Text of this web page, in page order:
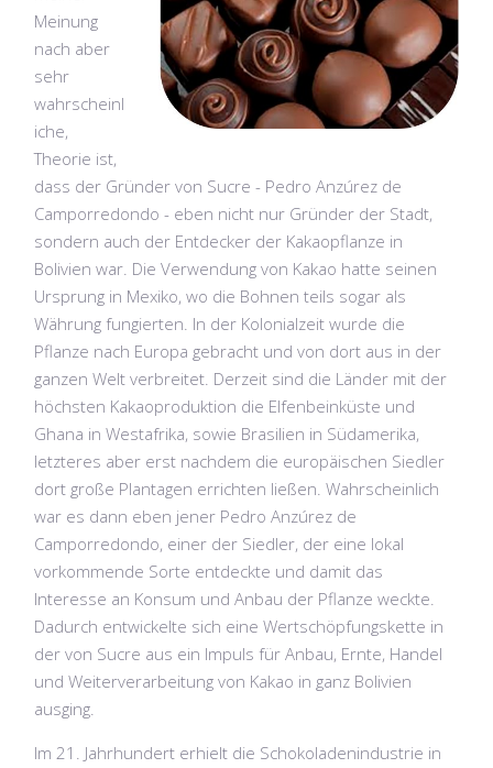
Meinung
nach aber
sehr
wahrscheinl
iche,
Theorie ist,
dass der Gründer von Sucre - Pedro Anzúrez de
Camporredondo - eben nicht nur Gründer der Stadt,
sondern auch der Entdecker der Kakaopflanze in
Bolivien war. Die Verwendung von Kakao hatte seinen
Ursprung in Mexiko, wo die Bohnen teils sogar als
Währung fungierten. In der Kolonialzeit wurde die
Pflanze nach Europa gebracht und von dort aus in der
ganzen Welt verbreitet. Derzeit sind die Länder mit der
höchsten Kakaoproduktion die Elfenbeinküste und
Ghana in Westafrika, sowie Brasilien in Südamerika,
letzteres aber erst nachdem die europäischen Siedler
dort große Plantagen errichten ließen. Wahrscheinlich
war es dann eben jener Pedro Anzúrez de
Camporredondo, einer der Siedler, der eine lokal
vorkommende Sorte entdeckte und damit das
Interesse an Konsum und Anbau der Pflanze weckte.
Dadurch entwickelte sich eine Wertschöpfungskette in
der von Sucre aus ein Impuls für Anbau, Ernte, Handel
und Weiterverarbeitung von Kakao in ganz Bolivien
ausging.
Im 21. Jahrhundert erhielt die Schokoladenindustrie in